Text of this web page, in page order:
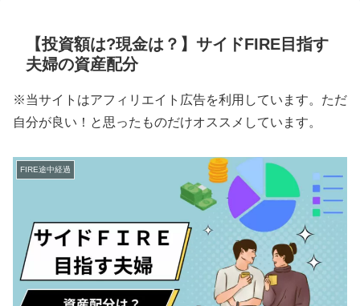
【投資額は?現金は？】サイドFIRE目指す
夫婦の資産配分
※当サイトはアフィリエイト広告を利用しています。ただ
自分が良い！と思ったものだけオススメしています。
FIRE途中経過